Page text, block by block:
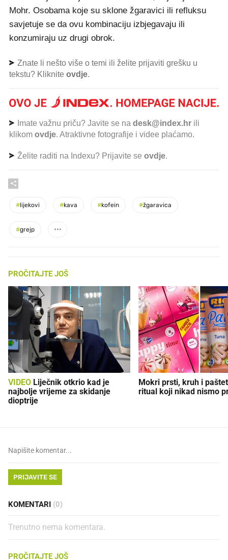
Mohr. Osobama koje su sklone žgaravici ili refluksu
savjetuje se da ovu kombinaciju izbjegavaju ili
konzumiraju uz drugi obrok.
Znate li nešto više o temi ili želite prijaviti grešku u
tekstu? Kliknite ovdje.
Imate važnu priču? Javite se na desk@index.hr ili
klikom ovdje. Atraktivne fotografije i videe plaćamo.
Želite raditi na Indexu? Prijavite se ovdje.
#lijekovi #kava #kofein #žgaravica
#grejp
PROČITAJTE JOŠ
VIDEO
najbolje vrijeme za skidanje
dioptrije
Mokri prsti, kruh i
ritual koji nikad nismo
PRIJAVITE SE
KOMENTARI (0)
Trenutno nema komentara.
PROČITAJTE JOŠ